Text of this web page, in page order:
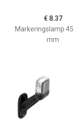
€ 8.37
Markeringslamp
mm